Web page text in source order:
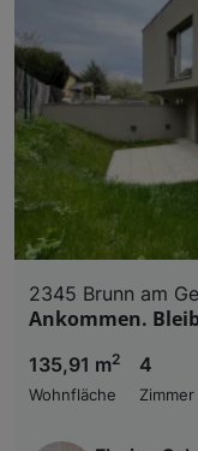
2345 Brunn am
Ankommen.
135,91 m2
Wohnfläche
4
Zimmer